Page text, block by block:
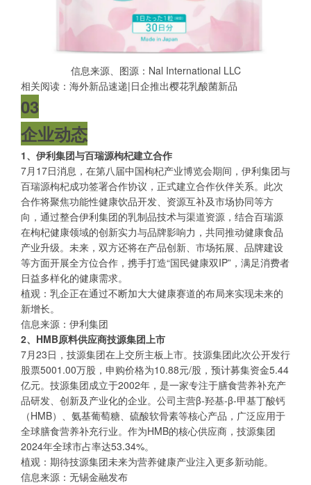
信息来源、图源：Nal International LLC
相关阅读： 海外新品速递|日企推出樱花乳酸菌新品
03
企业动态
1、伊利集团与百瑞源枸杞建立合作
7月17日消息，在第八届中国枸杞产业博览会期间，伊利集团与
百瑞源枸杞成功签署合作协议，正式建立合作伙伴关系。此次
合作将聚焦功能性健康饮品开发、资源互补及市场协同等方
向，通过整合伊利集团的乳制品技术与渠道资源，结合百瑞源
在枸杞健康领域的创新实力与品牌影响力，共同推动健康食品
产业升级。未来，双方还将在产品创新、市场拓展、品牌建设
等方面开展全方位合作，携手打造“国民健康双IP”，满足消费者
日益多样化的健康需求。
植观：乳企正在通过不断加大大健康赛道的布局来实现未来的
新增长。
信息来源：伊利集团
2、HMB原料供应商技源集团上市
7月23日，技源集团在上交所主板上市。技源集团此次公开发行
股票5001.00万股，申购价格为10.88元/股，预计募集资金5.44
亿元。技源集团成立于2002年，是一家专注于膳食营养补充产
品研发、创新及产业化的企业。公司主营β-羟基-β-甲基丁酸钙
（HMB）、氨基葡萄糖、硫酸软骨素等核心产品，广泛应用于
全球膳食营养补充行业。作为HMB的核心供应商，技源集团
2024年全球市占率达53.34%。
植观：期待技源集团未来为营养健康产业注入更多新动能。
信息来源：无锡金融发布